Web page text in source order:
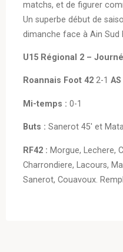
matchs, et de figurer
Un superbe début de
dimanche face à Ain Sud
U15 Régional 2 –
Roannais Foot 422-1
Mi-temps : 0-1
Buts : Sanerot 45′ et
RF42 : Morgue, Lechere,
Charrondiere, Lacours,
Sanerot, Couavoux.